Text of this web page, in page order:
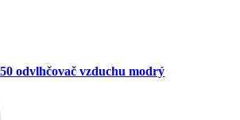
odvlhčovač vzduchu modrý